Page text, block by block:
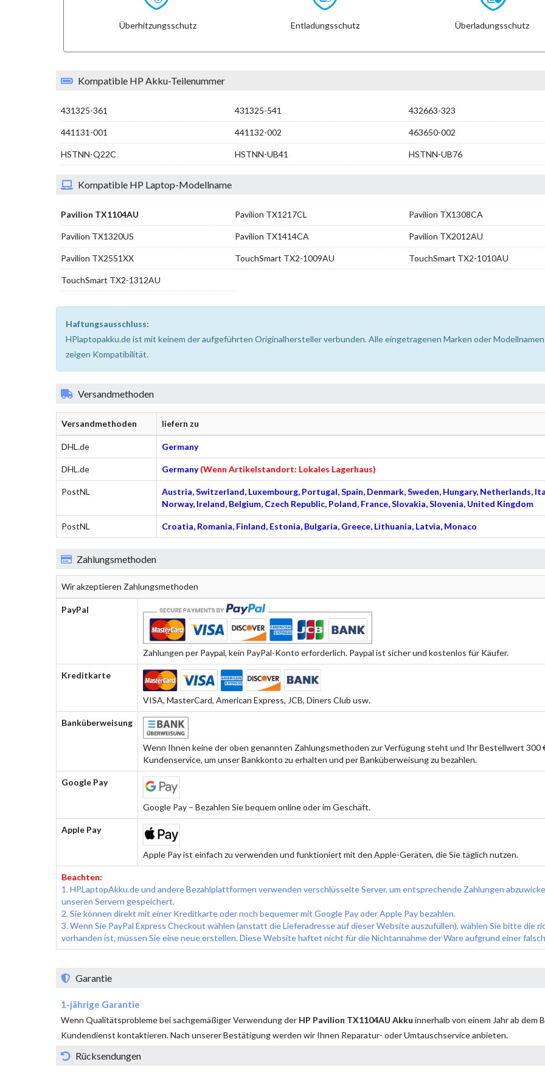
Überhitzungsschutz Entladungsschutz Überladungsschutz
Kompatible HP Akku-Teilenummer
431325-361 431325-541 432663-323
441131-001 441132-002 463650-002
HSTNN-Q22C HSTNN-UB41 HSTNN-UB76
Kompatible HP Laptop-Modellname
Pavilion TX1104AU Pavilion TX1217CL Pavilion TX1308CA
Pavilion TX1320US Pavilion TX1414CA Pavilion TX2012AU
Pavilion TX2551XX TouchSmart TX2-1009AU TouchSmart TX2-1010AU
TouchSmart TX2-1312AU
Haftungsausschluss:
HPlaptopakku.de ist mit keinem der aufgeführten Originalhersteller verbunden. Alle eingetragenen Marken oder
zeigen Kompatibilität.
Versandmethoden
Versandmethoden liefern zu
DHL.de Germany
DHL.de Germany(Wenn Artikelstandort: Lokales Lagerhaus)
PostNL
Austria, Switzerland, Luxembourg, Portugal, Spain, Denmark, Sweden, Hungary, Netherlands,
Norway, Ireland, Belgium, Czech Republic, Poland, France, Slovakia, Slovenia, United Kingdom
PostNL Croatia, Romania, Finland, Estonia, Bulgaria, Greece, Lithuania, Latvia, Monaco
Zahlungsmethoden
Wir akzeptieren Zahlungsmethoden
PayPal
Zahlungen per Paypal, kein PayPal-Konto erforderlich. Paypal ist sicher und kostenlos für Käufer.
Kreditkarte
VISA, MasterCard, American Express, JCB, Diners Club usw.
Banküberweisung
Wenn Ihnen keine der oben genannten Zahlungsmethoden zur Verfügung steht und Ihr Bestellwert
Kundenservice, um unser Bankkonto zu erhalten und per Banküberweisung zu bezahlen.
Google Pay
Google Pay – Bezahlen Sie bequem online oder im Geschäft.
Apple Pay
Apple Pay ist einfach zu verwenden und funktioniert mit den Apple-Geräten, die Sie täglich nutzen.
Beachten:
1. HPLaptopAkku.de und andere Bezahlplattformen verwenden verschlüsselte Server, um entsprechende Zahlungen
unseren Servern gespeichert.
2. Sie können direkt mit einer Kreditkarte oder noch bequemer mit Google Pay oder Apple Pay bezahlen.
3. Wenn Sie PayPal Express Checkout wählen (anstatt die Lieferadresse auf dieser Website auszufüllen), wählen Sie bitte die
vorhanden ist, müssen Sie eine neue erstellen. Diese Website haftet nicht für die Nichtannahme der Ware aufgrund einer
Garantie
1-jährige Garantie
Wenn Qualitätsprobleme bei sachgemäßiger Verwendung der HP Pavilion TX1104AU Akku innerhalb von einem Jahr ab
Kundendienst kontaktieren. Nach unserer Bestätigung werden wir Ihnen Reparatur- oder Umtauschservice anbieten.
Rücksendungen